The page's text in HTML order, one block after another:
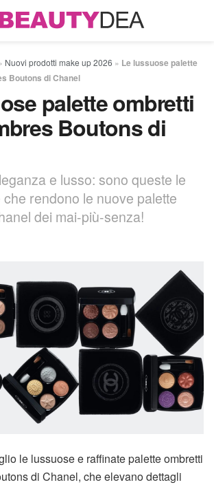
Nuovi prodotti make up 2026 » Le lussuose palette
Boutons di Chanel
palette ombretti
Boutons di
e lusso: sono queste le
rendono le nuove palette
dei mai-più-senza!
le lussuose e raffinate palette ombretti
di Chanel, che elevano dettagli